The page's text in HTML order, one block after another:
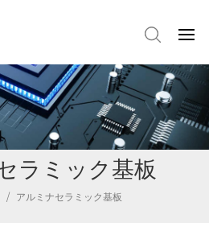
ラミック基板
/ アルミナセラミック基板